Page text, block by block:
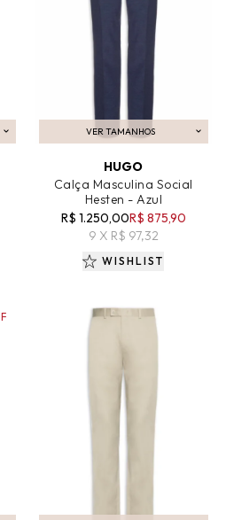
VER TAMANHOS
ADICIONAR AO CARRINHO
HUGO
Calça Masculina Social
Hesten - Azul
R$ 1.250,00R$ 875,90
9 X R$ 97,32
WISHLIST